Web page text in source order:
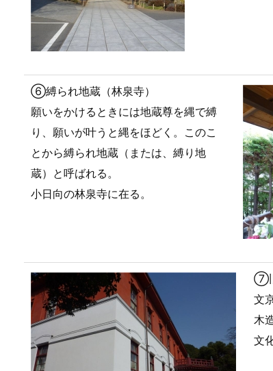
⑥縛られ地蔵（林泉寺）
願いをかけるときには地蔵尊を縄で縛
り、願いが叶うと縄をほどく。このこ
とから縛られ地蔵（または、縛り地
蔵）と呼ばれる。
小日向の林泉寺に在る。
⑦
文
木
文